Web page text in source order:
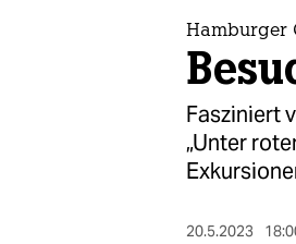
Hamburger
Fasziniert
„Unter
20.5.2023